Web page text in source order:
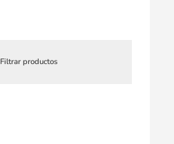
Filtrar productos